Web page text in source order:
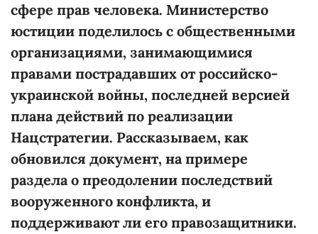
сфере прав человека. Министерство
юстиции поделилось с общественными
организациями, занимающимися
правами пострадавших от российско-
украинской войны, последней версией
плана действий по реализации
Нацстратегии. Рассказываем, как
обновился документ, на примере
раздела о преодолении последствий
вооруженного конфликта, и
поддерживают ли его правозащитники.